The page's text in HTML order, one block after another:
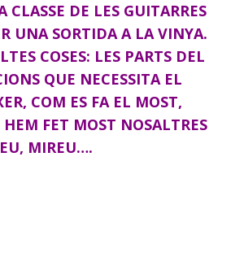
CLASSE DE LES GUITARRES
UNA SORTIDA A LA VINYA.
COSES: LES PARTS DEL
QUE NECESSITA EL
COM ES FA EL MOST,
FET MOST NOSALTRES
MIREU….